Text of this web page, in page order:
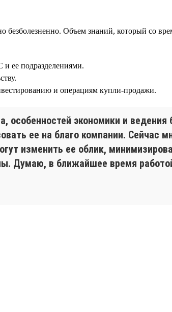
Объем знаний, который со
ее подразделениями.
и операциям купли-продажи.
особенностей экономики и ведения
ее на благо компании. Сейчас
изменить ее облик,
Думаю, в ближайшее время